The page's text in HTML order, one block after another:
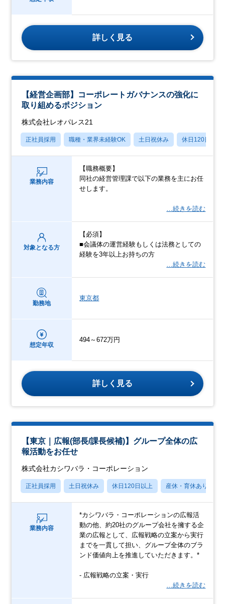
詳しく見る
【経営企画部】コーポレートガバナンスの強化に
取り組めるポジション
株式会社レオパレス21
正社員採用 職種・業界未経験OK 土日祝休み 休日120日以上
業務内容
【職務概要】
同社の経営管理課で以下の業務を主にお任
せします。
…続きを読む
対象となる方
【必須】
■会議体の運営経験もしくは法務としての
経験を3年以上お持ちの方
…続きを読む
勤務地
東京都
想定年収
494～672万円
詳しく見る
【東京｜広報(部長/課長候補)】グループ全体の広
報活動をお任せ
株式会社カシワバラ・コーポレーション
正社員採用 土日祝休み 休日120日以上 産休・育休あり
業務内容
*カシワバラ・コーポレーションの広報活
動の他、約20社のグループ会社を擁する企
業の広報として、広報戦略の立案から実行
までを一貫して担い、グループ全体のブラ
ンド価値向上を推進していただきます。*
- 広報戦略の立案・実行
…続きを読む